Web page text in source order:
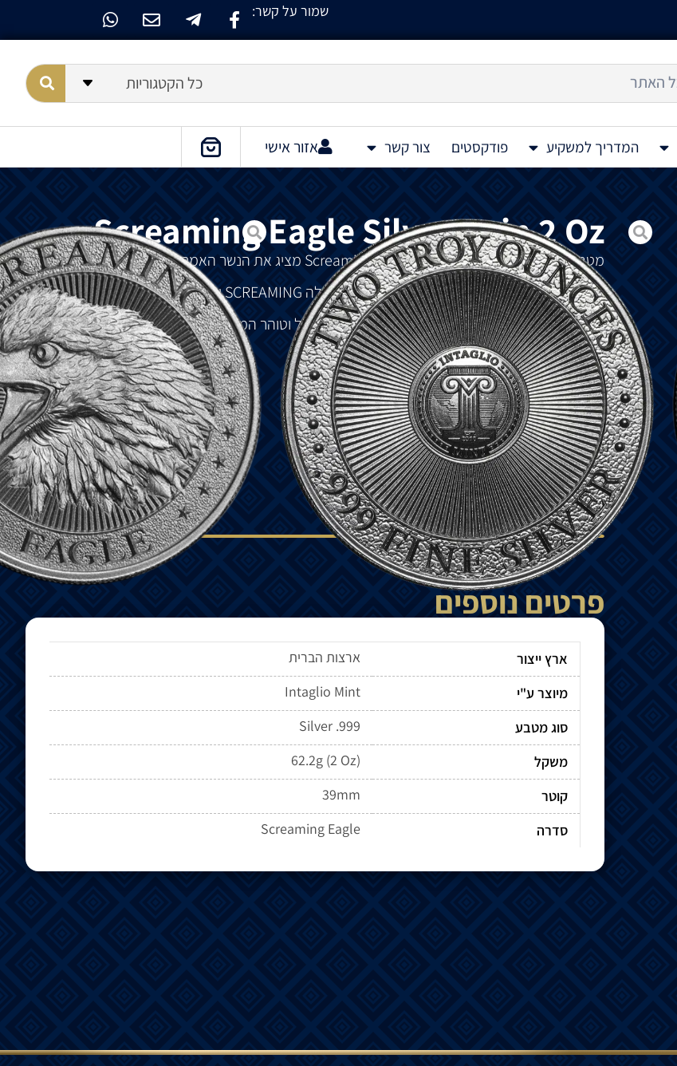
שמור על קשר:
כל הקטגוריות
המדריך למשקיע פודקסטים צור קשר אזור אישי
Screaming Eagle Silver Coin 2 Oz
מטבעכסףבעלתבליטגבוהScreaming Eagle 2 Oz מציגאתהנשר האמריקאי.
חזיתהמטבעמציגאתהנשרהאמריקאי,מעליוהמילה ומתחתיוהמילהEAGLE.
גבהמטבעמציגאתהלוגוIntaglio Mint יחדעםמשקלוטוהר המטבע.
1,050
₪
הוספה לסל
למדיניות המשלוחים
פרטים נוספים
ארץ ייצור
ארצות הברית
מיוצר ע"י
Intaglio Mint
סוג מטבע
Silver .999
משקל
62.2g (2 Oz)
קוטר
39mm
סדרה
Screaming Eagle